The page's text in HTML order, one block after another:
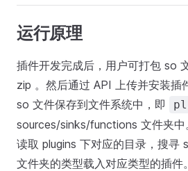
运行原理
插件开发完成后，用户可打包 so
zip 。然后通过 API 上传并安装插
so 文件保存到文件系统中，即
sources/sinks/functions 文件夹中
读取 plugins 下对应的目录，搜寻
文件夹的类型载入对应类型的插件